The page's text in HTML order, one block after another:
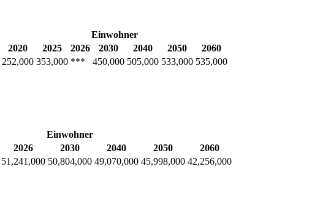
Einwohner
2020
2025 2026 2030 2040 2050
2060
252,000 353,000 *** 450,000 505,000 533,000 535,000
Einwohner
2026 2030 2040 2050
2060
51,241,000 50,804,000 49,070,000 45,998,000 42,256,000